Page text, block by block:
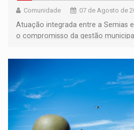
Comunidade 07 de Agosto de
Atuação integrada entre a Semias
o compromisso da gestão